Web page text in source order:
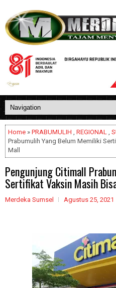
Home » PRABUMULIH , REGIONAL ,
Prabumulih Yang Belum Memiliki
Mall
Pengunjung Citimall
Sertifikat Vaksin Masih
Merdeka Sumsel Agustus 25, 2021